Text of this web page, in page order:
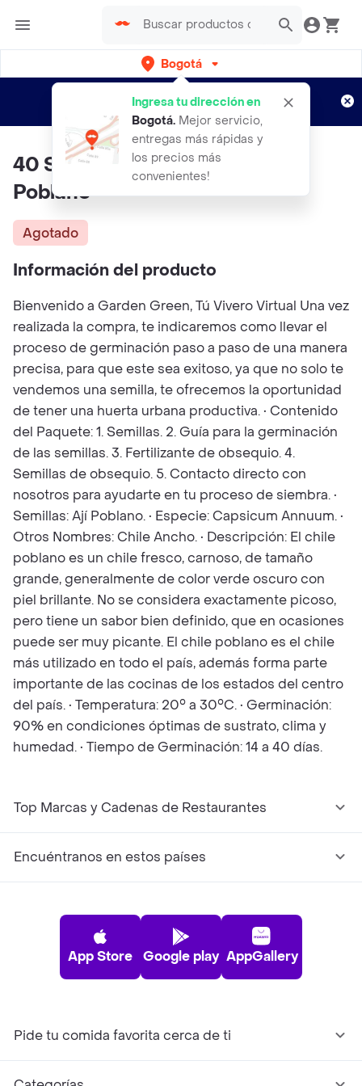
Bogotá
Ingresa tu dirección en
Bogotá. Mejor servicio,
entregas más rápidas y
los precios más
convenientes!
envíos gratis por semanas
Aplican TyC
40 Semillas Orgánicas De Ají
Poblano
Agotado
Información del producto
Bienvenido a Garden Green, Tú Vivero Virtual Una vez
realizada la compra, te indicaremos como llevar el
proceso de germinación paso a paso de una manera
precisa, para que este sea exitoso, ya que no solo te
vendemos una semilla, te ofrecemos la oportunidad
de tener una huerta urbana productiva. • Contenido
del Paquete: 1. Semillas. 2. Guía para la germinación
de las semillas. 3. Fertilizante de obsequio. 4.
Semillas de obsequio. 5. Contacto directo con
nosotros para ayudarte en tu proceso de siembra. •
Semillas: Ají Poblano. • Especie: Capsicum Annuum. •
Otros Nombres: Chile Ancho. • Descripción: El chile
poblano es un chile fresco, carnoso, de tamaño
grande, generalmente de color verde oscuro con
piel brillante. No se considera exactamente picoso,
pero tiene un sabor bien definido, que en ocasiones
puede ser muy picante. El chile poblano es el chile
más utilizado en todo el país, además forma parte
importante de las cocinas de los estados del centro
del país. • Temperatura: 20° a 30°C. • Germinación:
90% en condiciones óptimas de sustrato, clima y
humedad. • Tiempo de Germinación: 14 a 40 días.
Top Marcas y Cadenas de Restaurantes
Encuéntranos en estos países
App Store Google play AppGallery
Pide tu comida favorita cerca de ti